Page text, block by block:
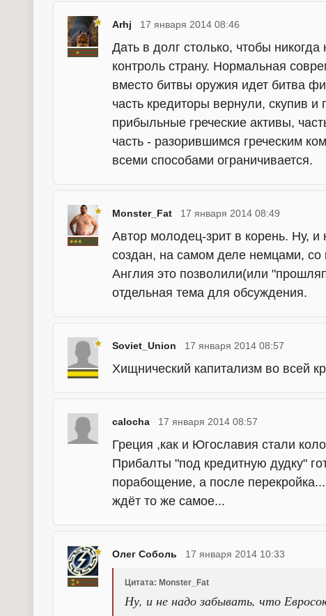
Arhj 17 января 2014 08:46
Дать в долг столько, чтобы
контроль страну. Нормальная
вместо битвы оружия идет битва
часть кредиторы вернули, скупив и
прибыльные греческие активы,
часть - разорившимся греческим
всеми способами ограничивается.
Monster_Fat 17 января 2014 08:49
Автор молодец-зрит в корень. Ну,
создан, на самом деле немцами,
Англия это позволили(или
отдельная тема для обсуждения.
Soviet_Union 17 января 2014 08:57
Хищнический капитализм во всей
calocha 17 января 2014 08:57
Греция ,как и Югославия стали
Прибалты "под кредитную дудку"
порабощение, а после
ждёт то же самое...
Олег Соболь 17 января 2014 10:33
Цитата: Monster_Fat
Ну, и не надо забывать, что